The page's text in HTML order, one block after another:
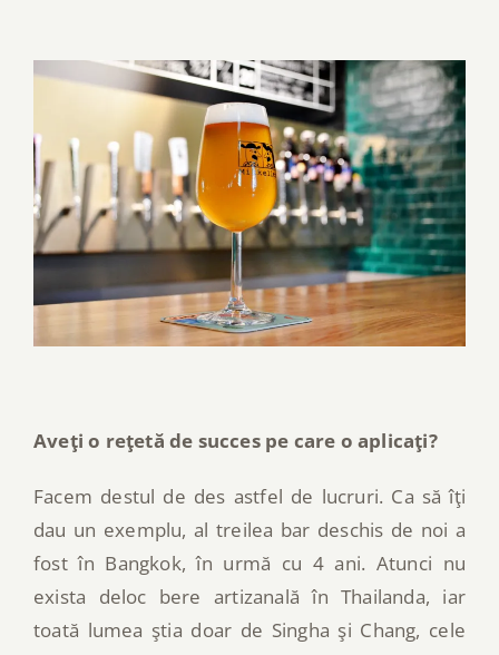
Aveţi o reţetă de succes pe care o aplicaţi?
Facem destul de des astfel de lucruri. Ca să îţi
dau un exemplu, al treilea bar deschis de noi a
fost în Bangkok, în urmă cu 4 ani. Atunci nu
exista deloc bere artizanală în Thailanda, iar
toată lumea ştia doar de Singha şi Chang, cele